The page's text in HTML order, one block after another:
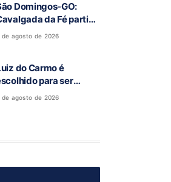
Domingos-GO:
da Fé partiu
a Terra Ronca e
de agosto de 2026
do Carmo é
para ser
a vice-
de agosto de 2026